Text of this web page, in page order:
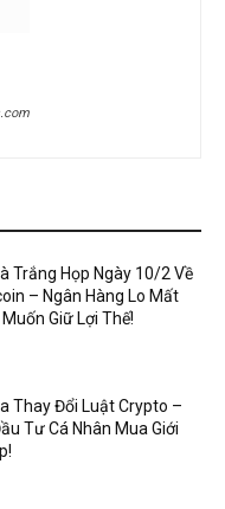
Trắng Họp Ngày 10/2 Về
– Ngân Hàng Lo Mất
Giữ Lợi Thế!
Thay Đổi Luật Crypto –
Tư Cá Nhân Mua Giới